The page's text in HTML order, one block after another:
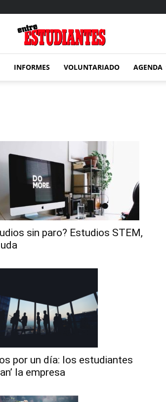
Estudiantes
INFORMES VOLUNTARIADO AGENDA
sin paro? Estudios STEM,
por un día: los estudiantes
la empresa